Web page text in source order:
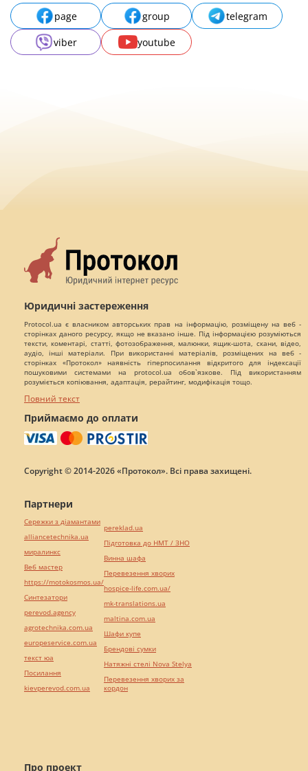
page group
telegram
viber
youtube
Юридичні застереження
Protocol.ua є власником авторських прав на інформацію, розміщену на веб -
сторінках даного ресурсу, якщо не вказано інше. Під інформацією розуміються
тексти, коментарі, статті, фотозображення, малюнки, ящик-шота, скани, відео,
аудіо, інші матеріали. При використанні матеріалів, розміщених на веб -
сторінках «Протокол» наявність гіперпосилання відкритого для індексації
пошуковими системами на protocol.ua обов`язкове. Під використанням
розуміється копіювання, адаптація, рерайтинг, модифікація тощо.
Повний текст
Приймаємо до оплати
Copyright © 2014-2026 «Протокол». Всі права захищені.
Про проект
Партнери
Сережки з діамантами
alliancetechnika.ua
миралинкс
Веб мастер
https://motokosmos.ua/
Синтезатори
perevod.agency
agrotechnika.com.ua
europeservice.com.ua
текст юа
Посилання
kievperevod.com.ua
pereklad.ua
Підготовка до НМТ / ЗНО
Винна шафа
Перевезення хворих
hospice-life.com.ua/
mk-translations.ua
maltina.com.ua
Шафи купе
Брендові сумки
Натяжні стелі Nova Stelya
Перевезення хворих за
кордон